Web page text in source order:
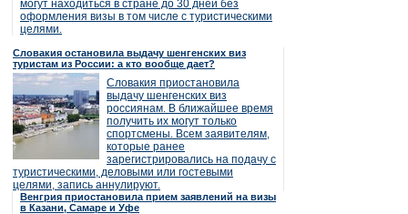
могут находиться в стране до 30 дней без
оформления визы в том числе с туристическими
целями.
Словакия остановила выдачу шенгенских виз
туристам из России: а кто вообще дает?
Словакия приостановила
выдачу шенгенских виз
россиянам. В ближайшее время
получить их могут только
спортсмены. Всем заявителям,
которые ранее
зарегистрировались на подачу с
туристическими, деловыми или гостевыми
целями, запись аннулируют.
Венгрия приостановила прием заявлений на визы
в Казани, Самаре и Уфе